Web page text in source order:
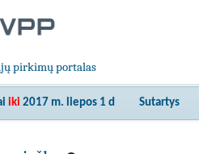
pirkimų portalas
iki 2017 m. liepos 1 d Sutartys